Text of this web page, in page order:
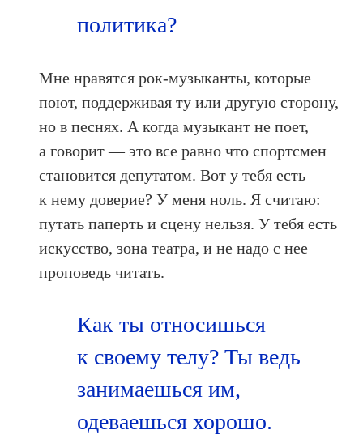
политика?
Мне нравятся рок-музыканты, которые
поют, поддерживая ту или другую сторону,
но в песнях. А когда музыкант не поет,
а говорит — это все равно что спортсмен
становится депутатом. Вот у тебя есть
к нему доверие? У меня ноль. Я считаю:
путать паперть и сцену нельзя. У тебя есть
искусство, зона театра, и не надо с нее
проповедь читать.
Как ты относишься
к своему телу? Ты ведь
занимаешься им,
одеваешься хорошо.